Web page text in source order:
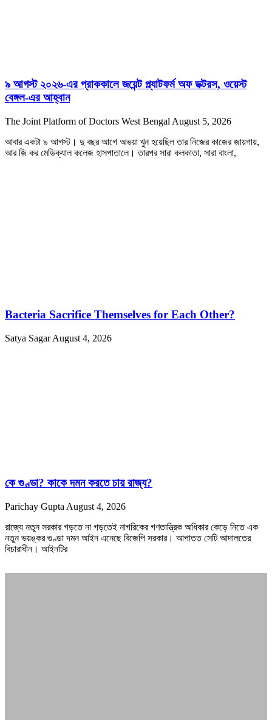
৯ আগস্ট ২০২৬-এর প্রাককালে জয়েন্ট প্ল্যাটফর্ম অফ ডক্টরস, ওয়েস্ট
বেঙ্গল-এর আহ্বান
The Joint Platform of Doctors West Bengal August 5, 2026
আবার একটা ৯ আগস্ট। দু বছর আগে অভয়া খুন হয়েছিল তার নিজের কাজের জায়গায়,
আর জি কর মেডিক্যাল কলেজ হাসপাতালে। তারপর সারা কলকাতা, সারা বাংলা,
Bacteria Sacrifice Themselves for Each Other?
Satya SagarAugust 4, 2026
কে গুণ্ডা? কাকে দমন করতে চায় রাজ্য?
Parichay Gupta August 4, 2026
রাজ্যে নতুন সরকার গড়তে না গড়তেই নাগরিকের গণতান্ত্রিক অধিকার কেড়ে নিতে এক
নতুন ভয়ঙ্কর গুণ্ডা দমন আইন এনেছে বিজেপি সরকার। আপাতত সেটি আদালতের
বিচারাধীন। আইনটির